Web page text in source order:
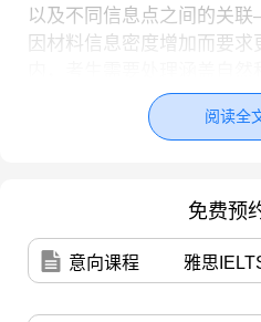
以及不同信息点之间的关
因材料信息密度增加而要求
术等多种学科的讲座音频，
多轮次对话。这种设计旨在
二、核心挑战：场景快速切
新托福听力的一大特点是
题可能还在讨论生物学实
阅读全
免费预
意向课程